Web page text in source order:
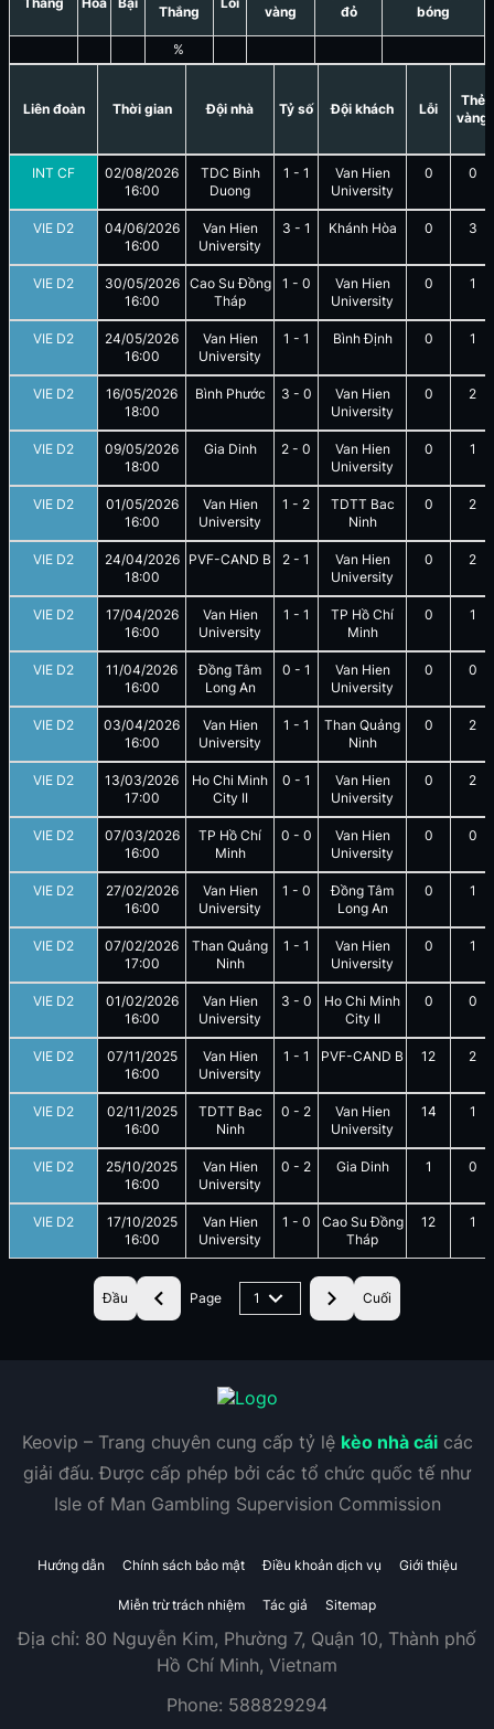
Thắng
%
vàng
đỏ
bóng
Liên đoàn Thời gian Đội nhà Tỷ số Đội khách Lỗi
Thẻ
vàng
INT CF
02/08/2026
16:00
TDC Binh
Duong
1 - 1
Van Hien
University
0 0
VIE D2
04/06/2026
16:00
Van Hien
University
3 - 1 Khánh Hòa 0 3
VIE D2
30/05/2026
16:00
Cao Su Đồng
Tháp
1 - 0
Van Hien
University
0 1
VIE D2
24/05/2026
16:00
Van Hien
University
1 - 1 Bình Định 0 1
VIE D2
16/05/2026
18:00
Bình Phước 3 - 0
Van Hien
University
0 2
VIE D2
09/05/2026
18:00
Gia Dinh 2 - 0
Van Hien
University
0 1
VIE D2
01/05/2026
16:00
Van Hien
University
1 - 2
TDTT Bac
Ninh
0 2
VIE D2
24/04/2026
18:00
PVF-CAND B 2 - 1
Van Hien
University
0 2
VIE D2
17/04/2026
16:00
Van Hien
University
1 - 1
TP Hồ Chí
Minh
0 1
VIE D2
11/04/2026
16:00
Đồng Tâm
Long An
0 - 1
Van Hien
University
0 0
VIE D2
03/04/2026
16:00
Van Hien
University
1 - 1
Than Quảng
Ninh
0 2
VIE D2
13/03/2026
17:00
Ho Chi Minh
City II
0 - 1
Van Hien
University
0 2
VIE D2
07/03/2026
16:00
TP Hồ Chí
Minh
0 - 0
Van Hien
University
0 0
VIE D2
27/02/2026
16:00
Van Hien
University
1 - 0
Đồng Tâm
Long An
0 1
VIE D2
07/02/2026
17:00
Than Quảng
Ninh
1 - 1
Van Hien
University
0 1
VIE D2
01/02/2026
16:00
Van Hien
University
3 - 0
Ho Chi Minh
City II
0 0
VIE D2
07/11/2025
16:00
Van Hien
University
1 - 1 PVF-CAND B 12 2
VIE D2
02/11/2025
16:00
TDTT Bac
Ninh
0 - 2
Van Hien
University
14 1
VIE D2
25/10/2025
16:00
Van Hien
University
0 - 2 Gia Dinh 1 0
VIE D2
17/10/2025
16:00
Van Hien
University
1 - 0
Cao Su Đồng
Tháp
12 1
Đầu Page 1 Cuối
Keovip – Trang chuyên cung cấp tỷ lệ kèo nhà cáicác
giải đấu. Được cấp phép bởi các tổ chức quốc tế như
Isle of Man Gambling Supervision Commission
Hướng dẫn Chính sách bảo mật Điều khoản dịch vụ Giới thiệu
Miễn trừ trách nhiệm Tác giả Sitemap
Địa chỉ: 80 Nguyễn Kim, Phường 7, Quận 10, Thành phố
Hồ Chí Minh, Vietnam
Phone: 588829294